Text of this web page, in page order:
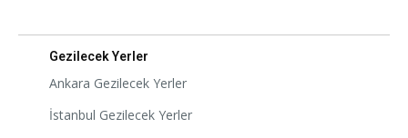
Gezilecek Yerler
Ankara Gezilecek Yerler
İstanbul Gezilecek Yerler